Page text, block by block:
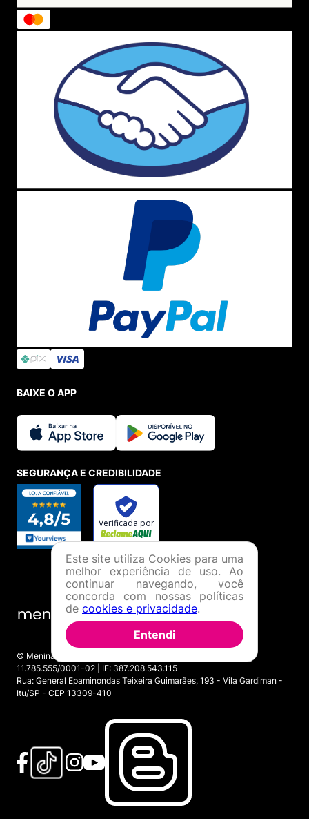
BAIXE O APP
SEGURANÇA E CREDIBILIDADE
© Menina Shoes Comércio de Modas Eireli - EPP CNPJ:
11.785.555/0001-02 | IE: 387.208.543.115
Rua: General Epaminondas Teixeira Guimarães, 193 - Vila Gardiman -
Itu/SP - CEP 13309-410
Este site utiliza Cookies para uma
melhor experiência de uso. Ao
continuar navegando, você
concorda com nossas políticas
de cookies e privacidade.
Entendi